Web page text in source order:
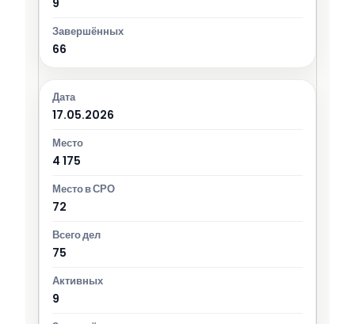
66
17.05.2026
4 175
72
75
9